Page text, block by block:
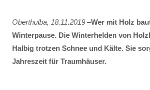
Oberthulba, 18.11.2019 –Wer mit Holz
Winterpause. Die Winterhelden von
Halbig trotzen Schnee und Kälte. Sie
Jahreszeit für Traumhäuser.